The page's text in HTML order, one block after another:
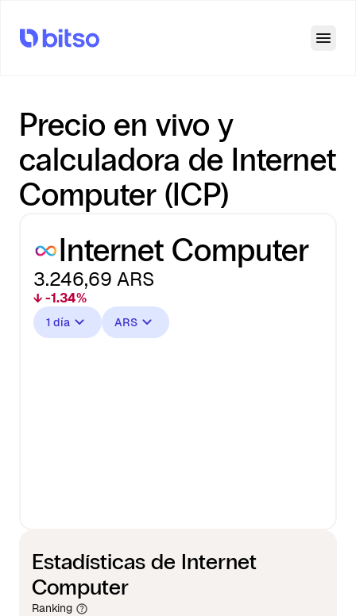
Precio en vivo y
calculadora de Internet
Computer (ICP)
Internet Computer
3.246,69 ARS
↓ -1.34%
1 día ARS
Estadísticas de Internet
Computer
Ranking